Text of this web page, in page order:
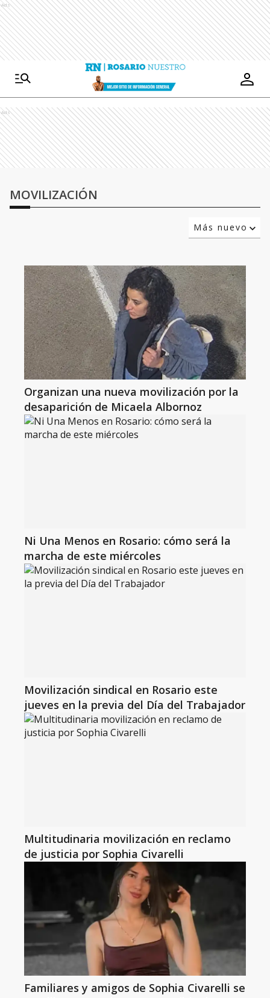
Ads
Ads
MOVILIZACIÓN
Más nuevo
Organizan una nueva movilización por la
desaparición de Micaela Albornoz
Ni Una Menos en Rosario: cómo será la
marcha de este miércoles
Movilización sindical en Rosario este
jueves en la previa del Día del Trabajador
Multitudinaria movilización en reclamo
de justicia por Sophia Civarelli
Familiares y amigos de Sophia Civarelli se